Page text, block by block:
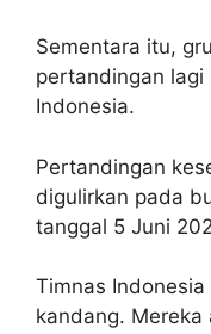
Sementara itu,
pertandingan lagi
Indonesia.
Pertandingan
digulirkan pada
tanggal 5 Juni
Timnas
kandang.